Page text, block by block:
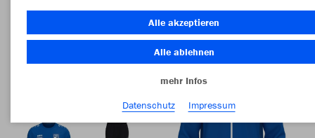
Alle akzeptieren
Alle ablehnen
mehr Infos
Datenschutz
Impressum